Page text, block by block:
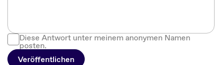
Diese Antwort unter meinem anonymen Namen
posten.
Veröffentlichen